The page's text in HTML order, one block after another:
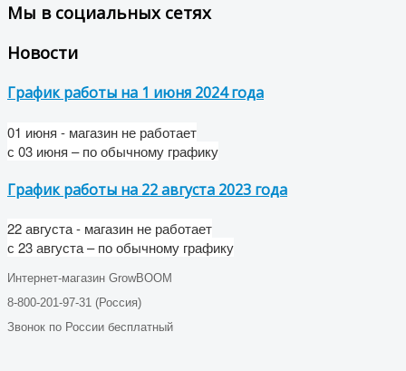
Мы в социальных сетях
Новости
График работы на 1 июня 2024 года
01 июня - магазин не работает
с 03 июня – по обычному графику
График работы на 22 августа 2023 года
22 августа - магазин не работает
с 23 августа – по обычному графику
Интернет-магазин GrowBOOM
8-800-201-97-31 (Россия)
Звонок по России бесплатный